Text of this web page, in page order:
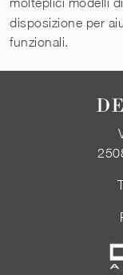
disposizione per
funzionali.